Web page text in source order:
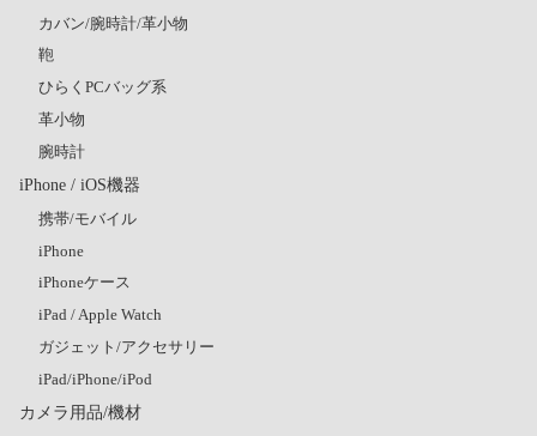
カバン/腕時計/革小物
鞄
ひらくPCバッグ系
革小物
腕時計
iPhone / iOS機器
携帯/モバイル
iPhone
iPhoneケース
iPad / Apple Watch
ガジェット/アクセサリー
iPad/iPhone/iPod
カメラ用品/機材